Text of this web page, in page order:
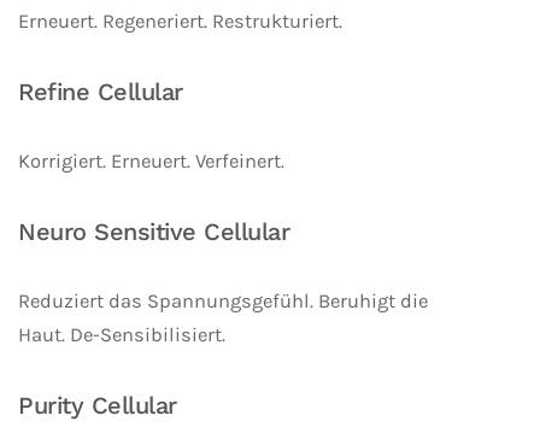
Erneuert. Regeneriert. Restrukturiert.
Refine Cellular
Korrigiert. Erneuert. Verfeinert.
Neuro Sensitive Cellular
Reduziert das Spannungsgefühl. Beruhigt die
Haut. De-Sensibilisiert.
Purity Cellular